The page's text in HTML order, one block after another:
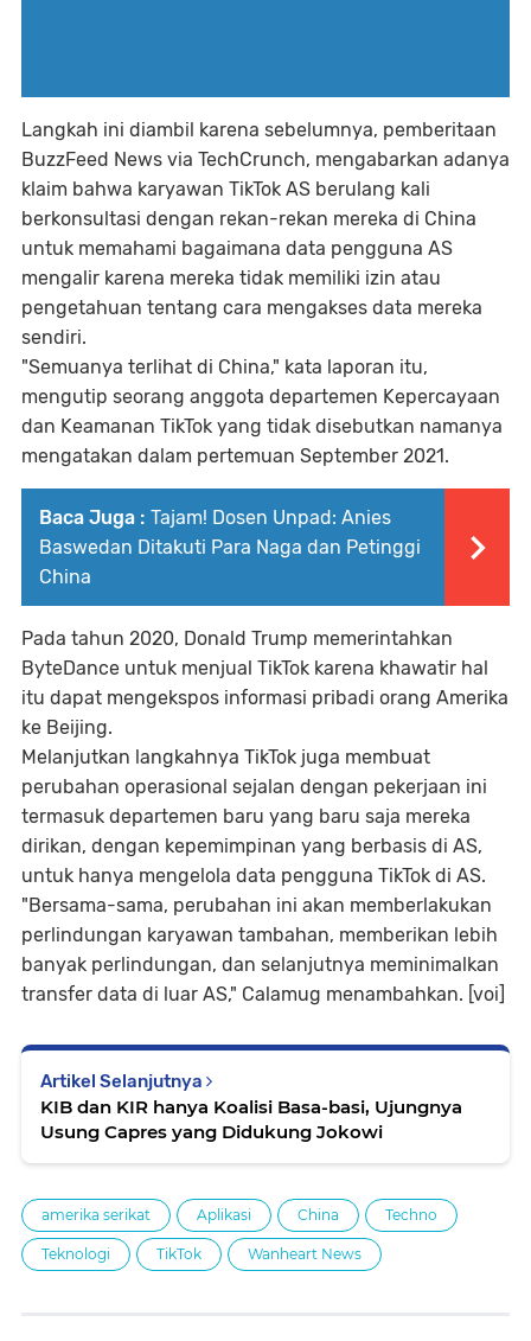
Langkah ini diambil karena sebelumnya, pemberitaan
BuzzFeed News via TechCrunch, mengabarkan adanya
klaim bahwa karyawan TikTok AS berulang kali
berkonsultasi dengan rekan-rekan mereka di China
untuk memahami bagaimana data pengguna AS
mengalir karena mereka tidak memiliki izin atau
pengetahuan tentang cara mengakses data mereka
sendiri.
"Semuanya terlihat di China," kata laporan itu,
mengutip seorang anggota departemen Kepercayaan
dan Keamanan TikTok yang tidak disebutkan namanya
mengatakan dalam pertemuan September 2021.
Baca Juga : Tajam! Dosen Unpad: Anies
Baswedan Ditakuti Para Naga dan Petinggi
China
Pada tahun 2020, Donald Trump memerintahkan
ByteDance untuk menjual TikTok karena khawatir hal
itu dapat mengekspos informasi pribadi orang Amerika
ke Beijing.
Melanjutkan langkahnya TikTok juga membuat
perubahan operasional sejalan dengan pekerjaan ini
termasuk departemen baru yang baru saja mereka
dirikan, dengan kepemimpinan yang berbasis di AS,
untuk hanya mengelola data pengguna TikTok di AS.
"Bersama-sama, perubahan ini akan memberlakukan
perlindungan karyawan tambahan, memberikan lebih
banyak perlindungan, dan selanjutnya meminimalkan
transfer data di luar AS," Calamug menambahkan. [voi]
Artikel Selanjutnya
KIB dan KIR hanya Koalisi Basa-basi, Ujungnya
Usung Capres yang Didukung Jokowi
amerika serikat Aplikasi China Techno
Teknologi TikTok Wanheart News